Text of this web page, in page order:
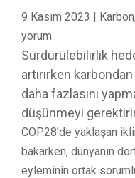
9 Kasım 2023 | Karbon,
yorum
Sürdürülebilirlik
artırırken
daha fazlasını
düşünmeyi
COP28’de yaklaşan
bakarken, dünyanın
eyleminin ortak